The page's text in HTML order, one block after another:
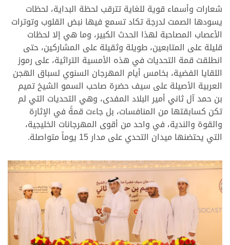
شعارات وأسماء قوية للغاية تترقب لحظة البداية، لحظات
يسودها الصمت لدرجة تكاد تسمع فيها نبض القلوب وتوترات
الأعصاب المصاحبة لهذا الحدث الكبير، وما هي إلا لحظات
قليلة على المتابعين، طويلة وثقيلة على المشاركين، حتى
انطلقت قمة التحديات في هذه الأمسية التراثية، على رموز
اللقايا الفضية، بخامس أيام المهرجان السنوي لسباق الهجن
العربية الأصيلة على سيف حضرة صاحب السمو الشيخ تميم
بن حمد آل ثاني أمير البلاد المفدى، وهي التحديات التي لم
تكن كسابقتها من المنافسات، بل جاءت قمةً في الإثارة
والقوة والندية، في واحد من أقوى المهرجانات الخليجية،
التي يحتضنها ميدان التحدي على مدار 15 يوماً متواصلة.